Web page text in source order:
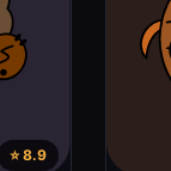
⭐ 8.9